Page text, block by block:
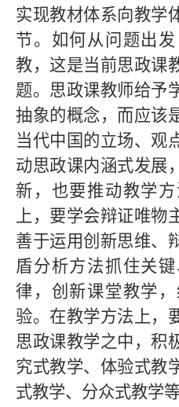
实现教材体系向教学
节。如何从问题出
教，这是当前思政课
题。思政课教师给予
抽象的概念，而应该
当代中国的立场、观
动思政课内涵式发展
新，也要推动教学
上，要学会辩证唯物
善于运用创新思维、
盾分析方法抓住关
律，创新课堂教学
验。在教学方法上，
思政课教学之中，积
究式教学、体验式教
式教学、分众式教学等